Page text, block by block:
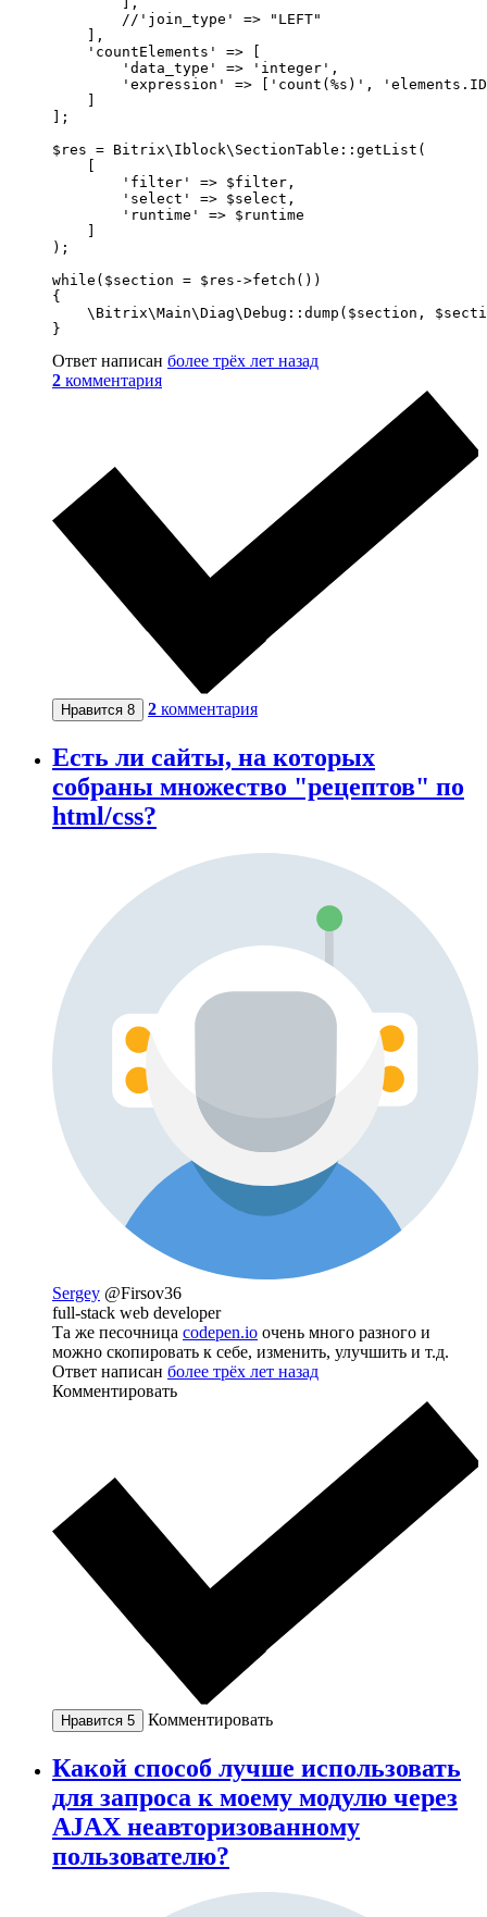
        //'join_type' => "LEFT"
    ],
    'countElements' => [
        'data_type' => 'integer',
'expression' => ['count(%s)',
];
$res = Bitrix\Iblock\SectionTable::getList(
        'filter' => $filter,
        'select' => $select,
        'runtime' => $runtime
);
while($section = $res->fetch())
{
\Bitrix\Main\Diag\Debug::dump($section,
}
Ответ написан более трёх лет назад
2 комментария
Нравится 8 2 комментария
Есть ли сайты, на которых
собраны множество "рецептов" по
html/css?
Sergey @Firsov36
full-stack web developer
Та же песочница codepen.io очень много разного и
можно скопировать к себе, изменить, улучшить и т.д.
Ответ написан более трёх лет назад
Комментировать
Нравится 5 Комментировать
Какой способ лучше использовать
для запроса к моему модулю через
AJAX неавторизованному
пользователю?